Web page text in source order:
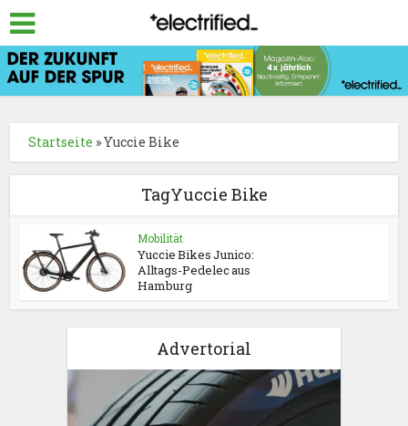
Startseite »Yuccie Bike
TagYuccie Bike
Mobilität
Yuccie Bikes Junico:
Alltags-Pedelec aus
Hamburg
Advertorial